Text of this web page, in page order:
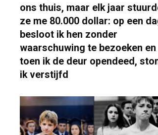
ons thuis, maar elk jaar
ze me 80.000 dollar: op een
besloot ik hen zonder
waarschuwing te bezoeken en
toen ik de deur opendeed,
ik verstijfd